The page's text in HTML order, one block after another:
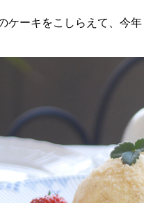
ケーキをこしらえて、今